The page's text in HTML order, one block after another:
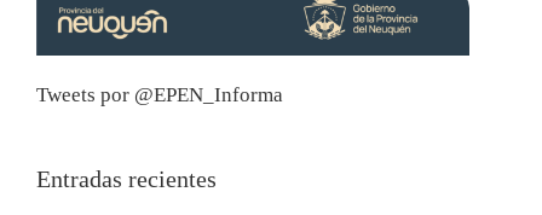
Tweets por @EPEN_Informa
Entradas recientes